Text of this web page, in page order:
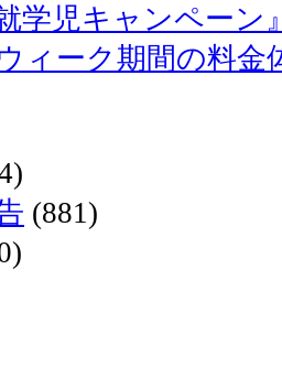
学児キャンペーン
ィーク期間の料金
(881)